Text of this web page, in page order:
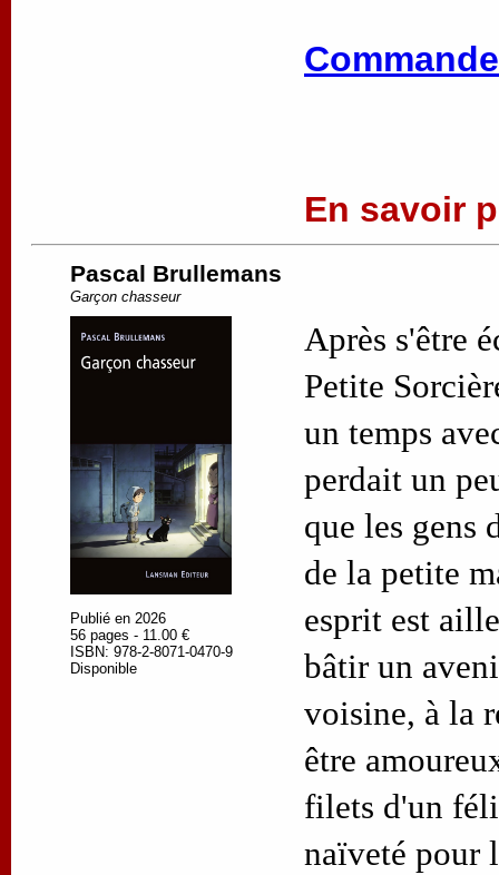
En savoir
Pascal Brullemans
Garçon chasseur
Publié en 2026
56 pages - 11.00 €
ISBN: 978-2-8071-0470-9
Disponible
Après s'être
Petite
un temps
perdait un
que les gens
de la petite
esprit est
bâtir un
voisine, à la
être
filets d'un
naïveté pour